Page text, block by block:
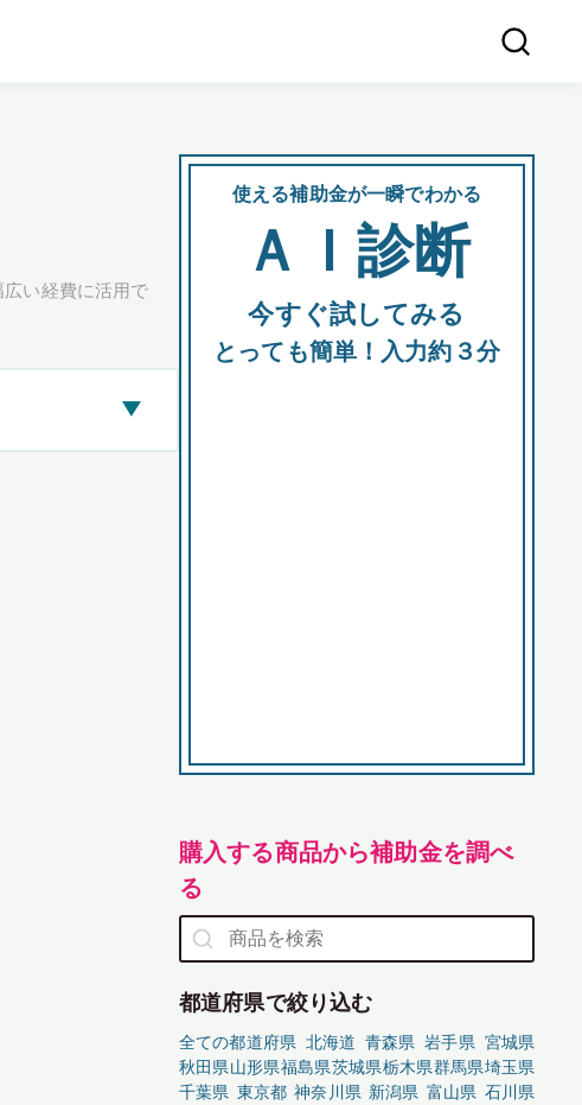
い経費に活用で
▶
使える補助金が一瞬でわかる
ＡＩ診断
今すぐ試してみる
とっても簡単！入力約３分
購入する商品から補助金を調べ
る
都道府県で絞り込む
全ての都道府県 北海道 青森県 岩手県 宮城県
秋田県山形県福島県茨城県栃木県群馬県埼玉県
千葉県 東京都 神奈川県 新潟県 富山県 石川県